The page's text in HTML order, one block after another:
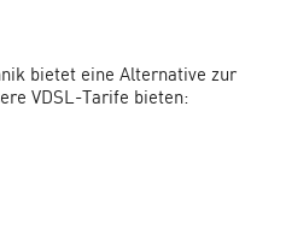
bietet eine Alternative zur
VDSL-Tarife bieten: